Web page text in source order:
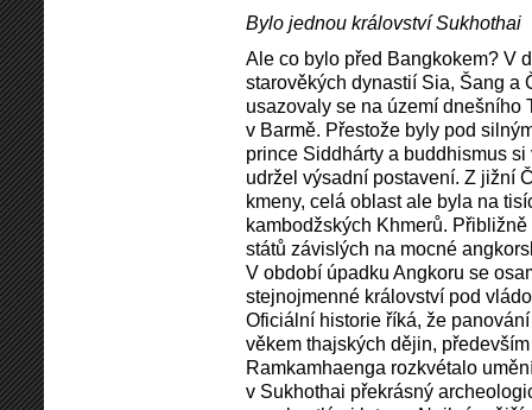
Bylo jednou království Sukhothai
Ale co bylo před Bangkokem? V
starověkých dynastií Sia, Šang a
usazovaly se na území dnešního
v Barmě. Přestože byly pod
prince Siddhárty a buddhismus
udržel výsadní postavení. Z jižní
kmeny, celá oblast ale byla na
kambodžských Khmerů.
států závislých na mocné
V období úpadku Angkoru se
stejnojmenné království pod
Oficiální historie říká, že
věkem thajských dějin,
Ramkamhaenga rozkvétalo
v Sukhothai překrásný